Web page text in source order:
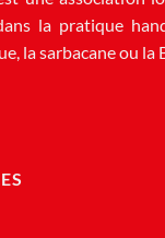
la pratique
la sarbacane ou la